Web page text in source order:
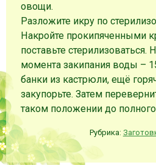
овощи.
Разложите икру по
Накройте прокипяченными
поставьте
момента закипания воды –
банки из кастрюли, ещё
закупорьте. Затем
таком положении до
Рубрика: